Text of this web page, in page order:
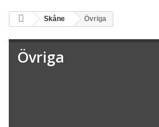
Skåne Övriga
Övriga